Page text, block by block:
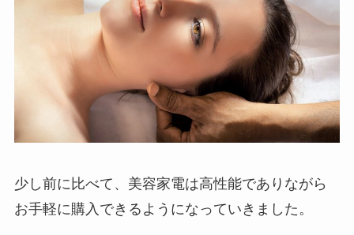
少し前に比べて、美容家電は高性能でありながら
お手軽に購入できるようになっていきました。